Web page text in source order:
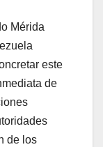
Mérida
este
de
de los